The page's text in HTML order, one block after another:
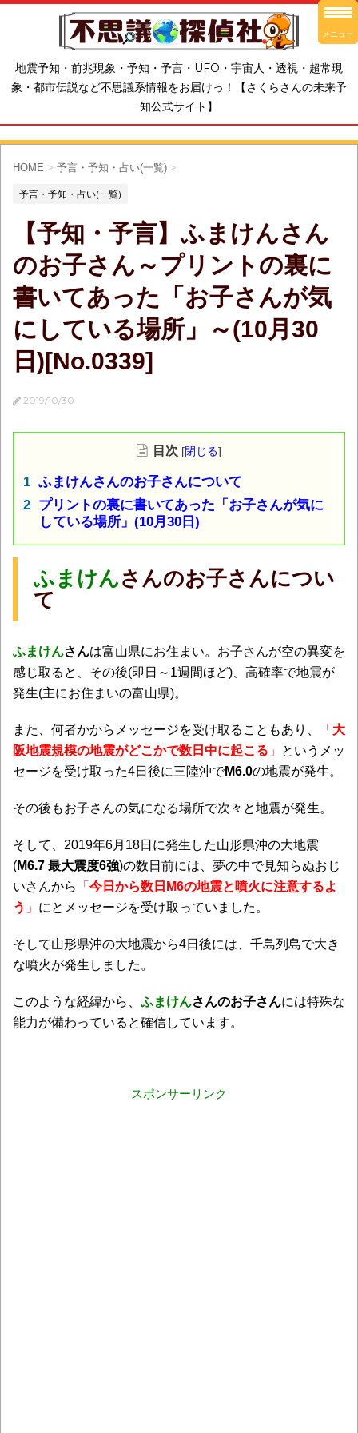
地震予知・前兆現象・予知・予言・UFO・宇宙人・透視・超常現
象・都市伝説など不思議系情報をお届けっ！【さくらさんの未来予
知公式サイト】
HOME > 予言・予知・占い(一覧) >
予言・予知・占い(一覧)
【予知・予言】ふまけんさん
のお子さん～プリントの裏に
書いてあった「お子さんが気
にしている場所」～(10月30
日)[No.0339]
2019/10/30
目次 [閉じる]
ふまけんさんのお子さんについて
プリントの裏に書いてあった「お子さんが気に
している場所」(10月30日)
ふまけんさんのお子さんについ
て
ふまけんさんは富山県にお住まい。お子さんが空の異変を
感じ取ると、その後(即日～1週間ほど)、高確率で地震が
発生(主にお住まいの富山県)。
また、何者かからメッセージを受け取ることもあり、 「 大
阪地震規模の地震がどこかで数日中に起こる 」
というメッ
セージを受け取った4日後に三陸沖でM6.0の地震が発生。
その後もお子さんの気になる場所で次々と地震が発生。
そして、2019年6月18日に発生した山形県沖の大地震
(M6.7 最大震度6強)の数日前には、夢の中で見知らぬおじ
いさんから
「 今日から数日M6の地震と噴火に注意するよ
う 」 にとメッセージを受け取っていました。
そして山形県沖の大地震から4日後には、千島列島で大き
な噴火が発生しました。
このような経緯から、 ふまけんさんのお子さんには特殊な
能力が備わっていると確信しています。
スポンサーリンク
メニュー